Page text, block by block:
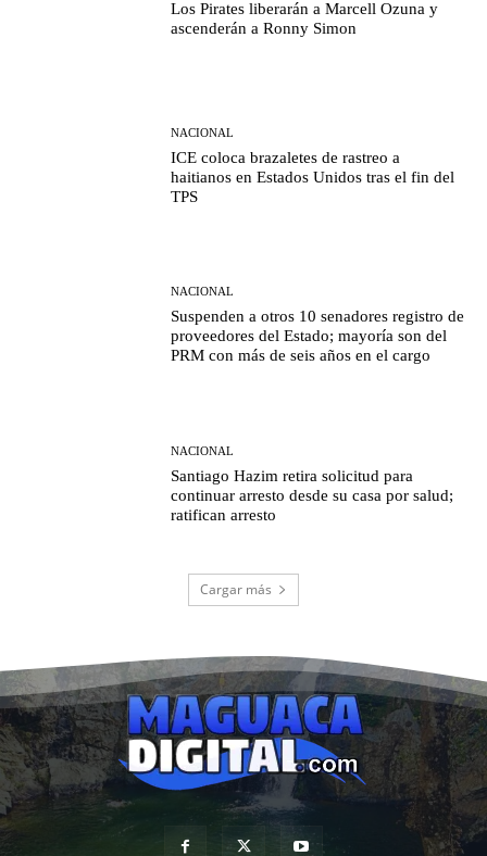
Los Pirates liberarán a Marcell Ozuna y
ascenderán a Ronny Simon
NACIONAL
ICE coloca brazaletes de rastreo a
haitianos en Estados Unidos tras el fin del
TPS
NACIONAL
Suspenden a otros 10 senadores registro de
proveedores del Estado; mayoría son del
PRM con más de seis años en el cargo
NACIONAL
Santiago Hazim retira solicitud para
continuar arresto desde su casa por salud;
ratifican arresto
Cargar más